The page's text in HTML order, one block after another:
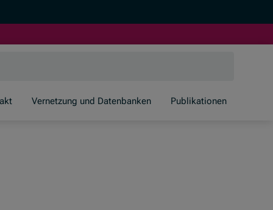
Vernetzung und Datenbanken Publikationen